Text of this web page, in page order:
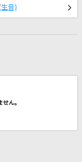
ラヴ・ユー・
音)